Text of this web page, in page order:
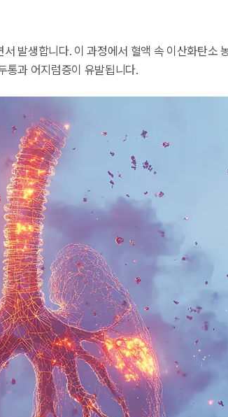
발생합니다. 이 과정에서 혈액 속 이산화탄소
통과 어지럼증이 유발됩니다.